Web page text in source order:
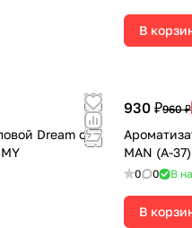
В
Dream of
930 ₽960 ₽
MAN (А-
0 0 В
В